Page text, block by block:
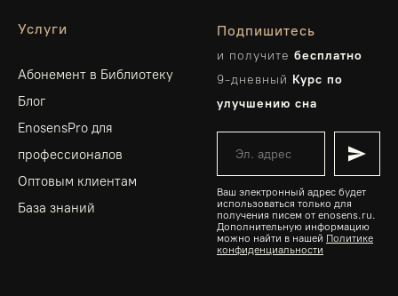
Услуги
Абонемент в Библиотеку
Блог
EnosensPro для
профессионалов
Оптовым клиентам
База знаний
Подпишитесь
и получите бесплатно
9-дневный Курс по
улучшению сна
Ваш электронный адрес будет
использоваться только для
получения писем от enosens.ru.
Дополнительную информацию
можно найти в нашей Политике
конфиденциальности